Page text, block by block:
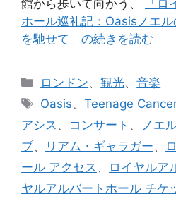
館から歩いて向かう、
「
ホール巡礼記：Oasisノエ
を馳せて」の続きを読む
カ
テ
リ
ー
ロンドン、観光、音楽
タ
グ
Oasis、Teenage
アシス 、 コンサート 、 ノエ
ブ、 リアム・ギャラガー、
ール アクセス 、 ロイヤルア
ヤルアルバートホール チケ